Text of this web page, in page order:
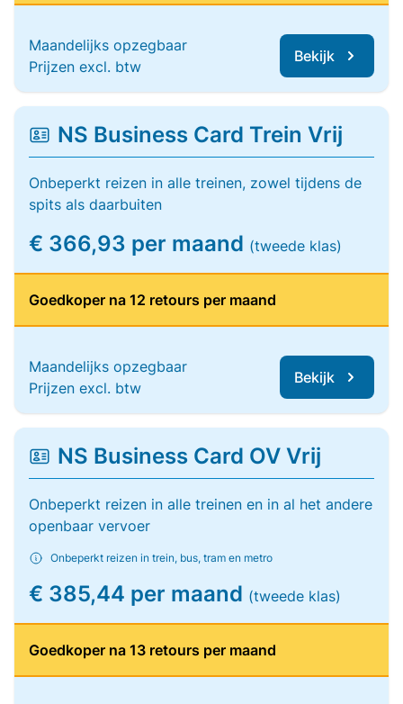
Maandelijks opzegbaar
Prijzen excl. btw
Bekijk
NS Business Card Trein Vrij
Onbeperkt reizen in alle treinen, zowel tijdens de
spits als daarbuiten
€ 366,93 per maand (tweede klas)
Goedkoper na 12 retours per maand
Maandelijks opzegbaar
Prijzen excl. btw
Bekijk
NS Business Card OV Vrij
Onbeperkt reizen in alle treinen en in al het andere
openbaar vervoer
Onbeperkt reizen in trein, bus, tram en metro
€ 385,44 per maand (tweede klas)
Goedkoper na 13 retours per maand